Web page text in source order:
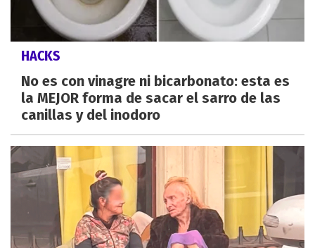
HACKS
No es con vinagre ni bicarbonato: esta es
la MEJOR forma de sacar el sarro de las
canillas y del inodoro